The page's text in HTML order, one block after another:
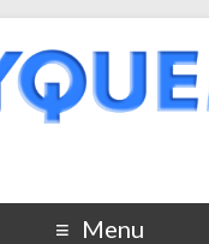
Menu